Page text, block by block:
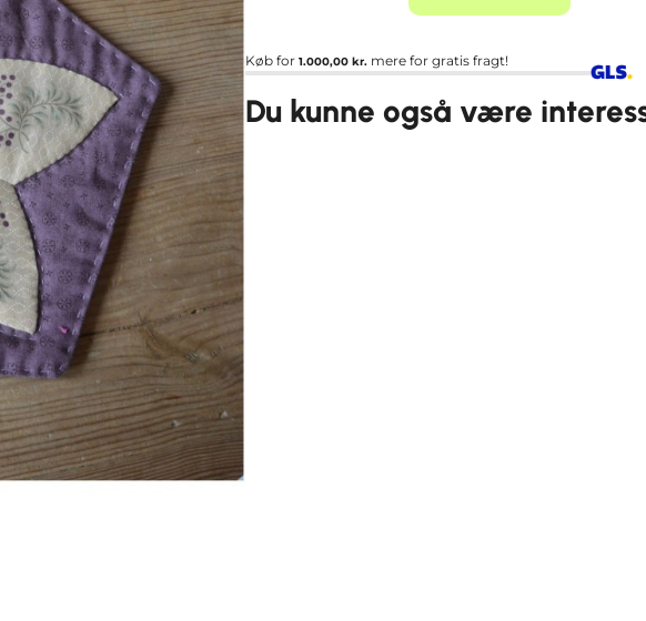
Køb for 1.000,00 kr. mere for gratis fragt!
Du kunne også være